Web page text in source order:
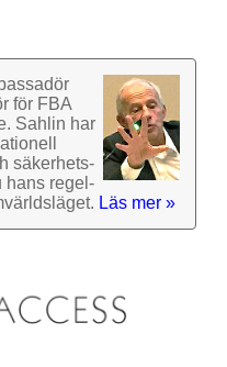
för FBA
Sahlin har
säkerhets­
hans regel­
Läs mer »